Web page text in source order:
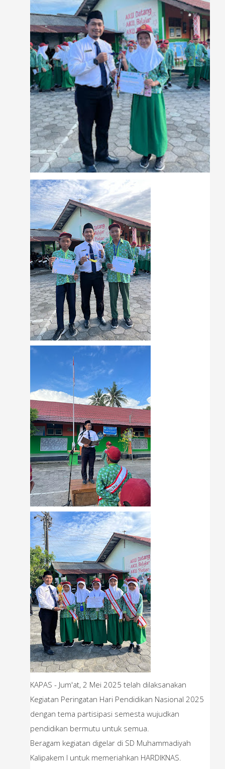
KAPAS - Jum'at, 2 Mei 2025 telah dilaksanakan
Kegiatan Peringatan Hari Pendidikan Nasional 2025
dengan tema partisipasi semesta wujudkan
pendidikan bermutu untuk semua.
Beragam kegiatan digelar di SD Muhammadiyah
Kalipakem I untuk memeriahkan HARDIKNAS.